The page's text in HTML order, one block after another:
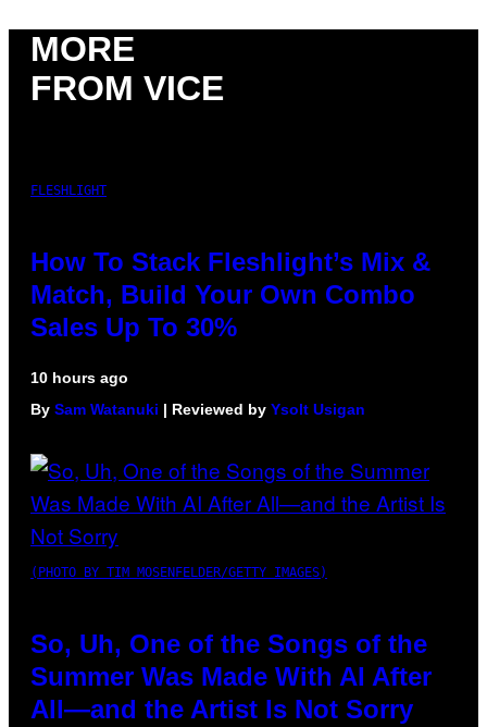
MORE
FROM VICE
FLESHLIGHT
How To Stack Fleshlight’s Mix &
Match, Build Your Own Combo
Sales Up To 30%
10 hours ago
By Sam Watanuki | Reviewed by Ysolt Usigan
(PHOTO BY TIM MOSENFELDER/GETTY IMAGES)
So, Uh, One of the Songs of the
Summer Was Made With AI After
All—and the Artist Is Not Sorry